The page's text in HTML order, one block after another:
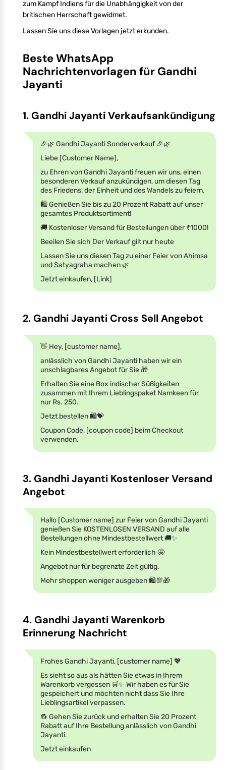
zum Kampf Indiens für die Unabhängigkeit von der
britischen Herrschaft gewidmet.
Lassen Sie uns diese Vorlagen jetzt erkunden.
Beste WhatsApp
Nachrichtenvorlagen für Gandhi
Jayanti
1. Gandhi Jayanti Verkaufsankündigung
🎉🌿 Gandhi Jayanti Sonderverkauf 🎉🌿
Liebe [Customer Name],
zu Ehren von Gandhi Jayanti freuen wir uns, einen
besonderen Verkauf anzukündigen, um diesen Tag
des Friedens, der Einheit und des Wandels zu feiern.
🛍️ Genießen Sie bis zu 20 Prozent Rabatt auf unser
gesamtes Produktsortiment!
🚚 Kostenloser Versand für Bestellungen über ₹1000!
Beeilen Sie sich Der Verkauf gilt nur heute
Lassen Sie uns diesen Tag zu einer Feier von Ahimsa
und Satyagraha machen 🌿
Jetzt einkaufen, [Link]
2. Gandhi Jayanti Cross Sell Angebot
👋 Hey, [customer name],
anlässlich von Gandhi Jayanti haben wir ein
unschlagbares Angebot für Sie 🎁
Erhalten Sie eine Box indischer Süßigkeiten
zusammen mit Ihrem Lieblingspaket Namkeen für
nur Rs. 250.
Jetzt bestellen 🛍️💝
Coupon Code, [coupon code] beim Checkout
verwenden.
3. Gandhi Jayanti Kostenloser Versand
Angebot
Hallo [Customer name] zur Feier von Gandhi Jayanti
genießen Sie KOSTENLOSEN VERSAND auf alle
Bestellungen ohne Mindestbestellwert 🚚✨
Kein Mindestbestellwert erforderlich 🤩
Angebot nur für begrenzte Zeit gültig.
Mehr shoppen weniger ausgeben 🛍️💯🎁
4. Gandhi Jayanti Warenkorb
Erinnerung Nachricht
Frohes Gandhi Jayanti, [customer name] 💖
Es sieht so aus als hätten Sie etwas in Ihrem
Warenkorb vergessen 🛒✨ Wir haben es für Sie
gespeichert und möchten nicht dass Sie Ihre
Lieblingsartikel verpassen.
🔂 Gehen Sie zurück und erhalten Sie 20 Prozent
Rabatt auf Ihre Bestellung anlässlich von Gandhi
Jayanti.
Jetzt einkaufen